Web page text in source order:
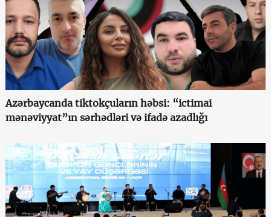
Azərbaycanda tiktokçuların həbsi: “ictimai
mənəviyyat”ın sərhədləri və ifadə azadlığı